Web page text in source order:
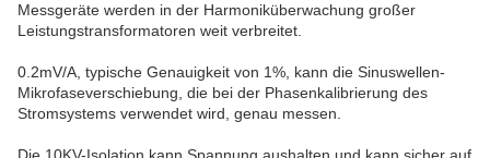
Messgeräte werden in der Harmoniküberwachung großer
Leistungstransformatoren weit verbreitet.
0.2mV/A, typische Genauigkeit von 1%, kann die Sinuswellen-
Mikrofaseverschiebung, die bei der Phasenkalibrierung des
Stromsystems verwendet wird, genau messen.